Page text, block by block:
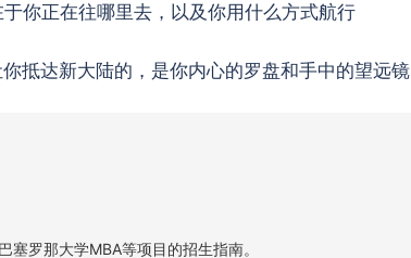
你正在往哪里去，以及你用什么方式航行
抵达新大陆的，是你内心的罗盘和手中的望远镜
塞罗那大学MBA等项目的招生指南。